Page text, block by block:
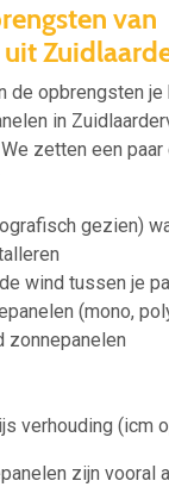
van
de opbrengsten je
in
zetten een
gezien)
wind tussen je
(mono,
zonnepanelen
verhouding (icm
zijn vooral